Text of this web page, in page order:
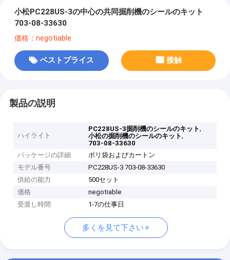
小松PC228US-3の中心の共同掘削機のシールのキット
703-08-33630
価格：negotiable
ベストプライス 接触
製品の説明
ハイライト
PC228US-3掘削機のシールのキット,
小松の掘削機のシールのキット,
703-08-33630
パッケージの詳細
ポリ袋およびカートン
モデル番号
PC228US-3 703-08-33630
供給の能力
500セット
価格
negotiable
受渡し時間
1-7の仕事日
多くを見て下さい